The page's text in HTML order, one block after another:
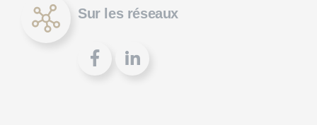
Sur les réseaux